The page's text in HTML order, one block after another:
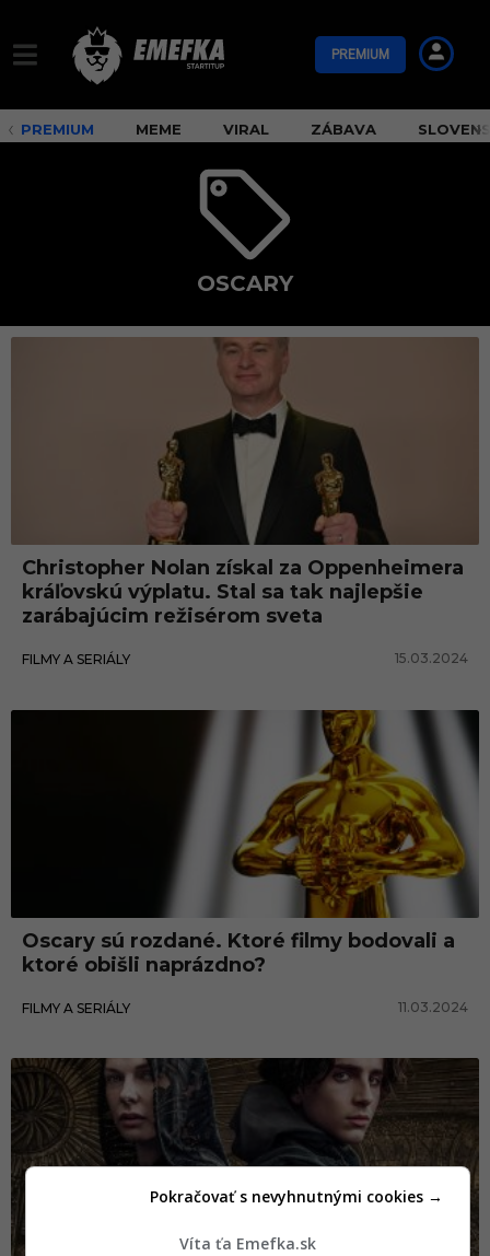
PREMIUM
PREMIUM MEME VIRAL ZÁBAVA
OSCARY
Christopher Nolan získal za Oppenheimera
kráľovskú výplatu. Stal sa tak najlepšie
zarábajúcim režisérom sveta
FILMY A SERIÁLY 15.03.2024
Oscary sú rozdané. Ktoré filmy bodovali a
ktoré obišli naprázdno?
FILMY A SERIÁLY 11.03.2024
Víta ťa Emefka.sk
Pokračovať s nevyhnutnými cookies →